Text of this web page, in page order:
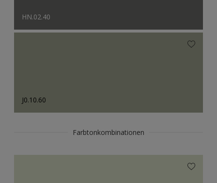
HN.02.40
J0.10.60
Farbtonkombinationen